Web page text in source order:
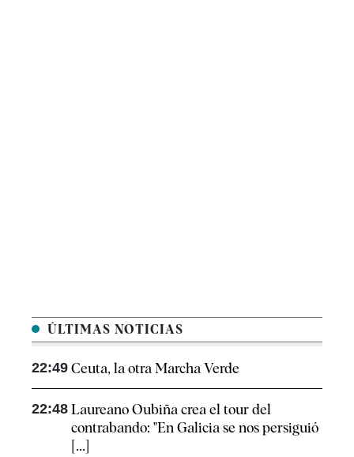
ÚLTIMAS NOTICIAS
22:49 Ceuta, la otra Marcha Verde
22:48 Laureano Oubiña crea el tour del
contrabando: "En Galicia se nos persiguió
[...]